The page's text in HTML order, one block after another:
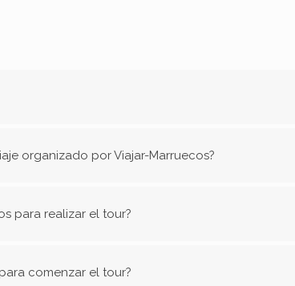
organizado por Viajar-Marruecos?
para realizar el tour?
comenzar el tour?